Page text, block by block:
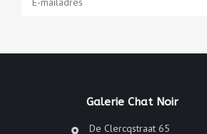
Galerie Chat Noir
De Clercqstraat 65